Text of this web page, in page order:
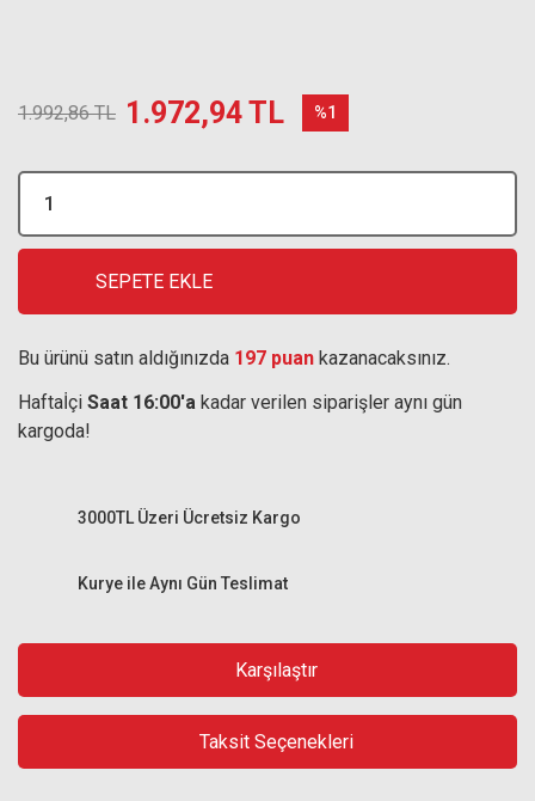
1.992,86 TL 1.972,94 TL %1
SEPETE EKLE
Bu ürünü satın aldığınızda 197 puan kazanacaksınız.
Haftaİçi Saat 16:00'a kadar verilen siparişler aynı gün
kargoda!
Kurye ile Aynı Gün Teslimat
3000TL Üzeri Ücretsiz Kargo
Karşılaştır
Taksit Seçenekleri